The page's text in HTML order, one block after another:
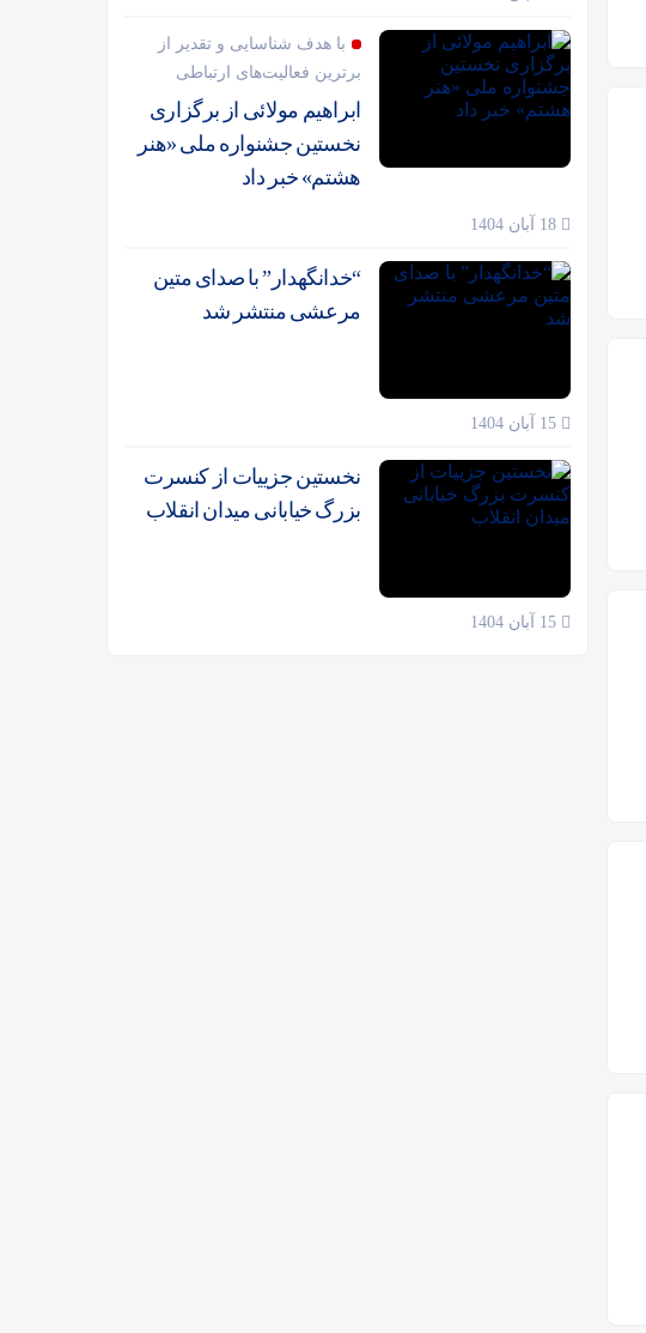
با هدف شناسایی و تقدیر از
برترین فعالیت‌های ارتباطی
ابراهیم مولائی از برگزاری
نخستین جشنواره ملی «هنر
هشتم» خبر داد
“خدانگهدار” با صدای متین
مرعشی منتشر شد
نخستین جزییات از کنسرت
بزرگ خیابانی میدان انقلاب